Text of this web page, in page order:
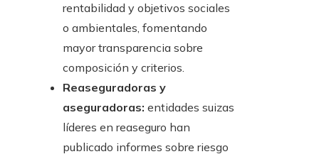
rentabilidad y objetivos sociales
o ambientales, fomentando
mayor transparencia sobre
composición y criterios.
Reaseguradoras y
aseguradoras: entidades suizas
líderes en reaseguro han
publicado informes sobre riesgo